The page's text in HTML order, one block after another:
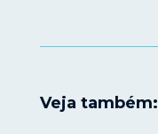
Veja também: